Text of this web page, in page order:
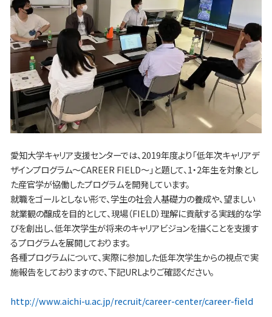
愛知大学キャリア支援センターでは、2019年度より「低年次キャリアデ
ザインプログラム～CAREER FIELD～」と題して、1・2年生を対象とし
た産官学が協働したプログラムを開発しています。
就職をゴールとしない形で、学生の社会人基礎力の養成や、望ましい
就業観の醸成を目的として、現場（FIELD）理解に貢献する実践的な学
びを創出し、低年次学生が将来のキャリアビジョンを描くことを支援す
るプログラムを展開しております。
各種プログラムについて、実際に参加した低年次学生からの視点で実
施報告をしておりますので、下記URLよりご確認ください。
http://www.aichi-u.ac.jp/recruit/career-center/career-field